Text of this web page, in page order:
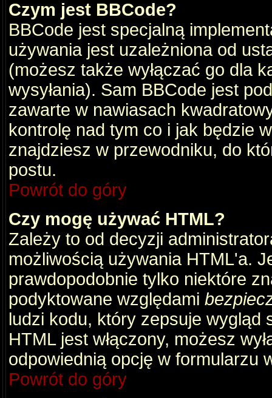
Czym jest BBCode?
BBCode jest specjalną
używania jest uzależniona od
(możesz także wyłączać go dla
wysyłania). Sam BBCode jest
zawarte w nawiasach
kontrolę nad tym co i jak będzie
znajdziesz w przewodniku, do
postu.
Powrót do góry
Czy mogę używać HTML?
Zależy to od decyzji
możliwością używania HTML'a.
prawdopodobnie tylko niektóre
podyktowane względami
ludzi kodu, który zepsuje wygląd
HTML jest włączony, możesz
odpowiednią opcję w formularzu
Powrót do góry